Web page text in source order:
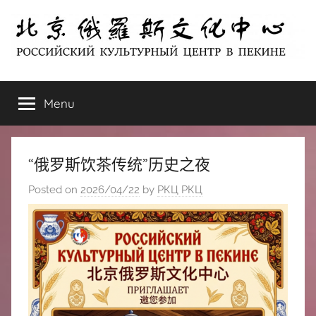
content
北
京
俄
罗
斯
文
化
ЦЕНТР
В
ПЕКИНЕ
Menu
“俄罗斯饮茶传统”历史之夜
Posted on 2026/04/22 by РКЦ РКЦ